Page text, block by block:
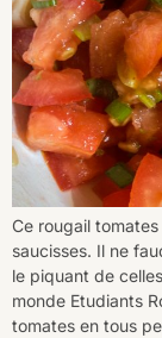
Ce rougail
saucisses. Il ne
le piquant de
monde Etudiants
tomates en tous